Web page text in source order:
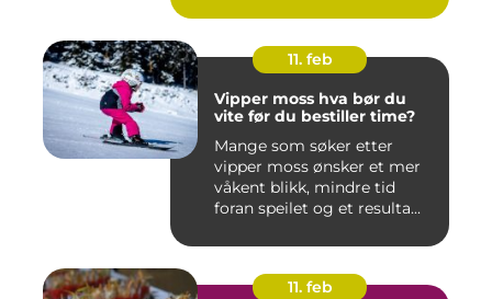
11. feb
Vipper moss hva bør du
vite før du bestiller time?
Mange som søker etter
vipper moss ønsker et mer
våkent blikk, mindre tid
foran speilet og et resulta...
11. feb